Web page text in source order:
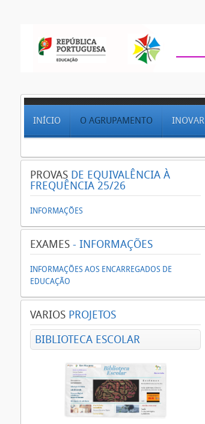
INÍCIO O AGRUPAMENTO INOVAR
PROVAS DE EQUIVALÊNCIA À
FREQUÊNCIA 25/26
INFORMAÇÕES
EXAMES - INFORMAÇÕES
INFORMAÇÕES AOS ENCARREGADOS DE
EDUCAÇÃO
VARIOS PROJETOS
BIBLIOTECA ESCOLAR